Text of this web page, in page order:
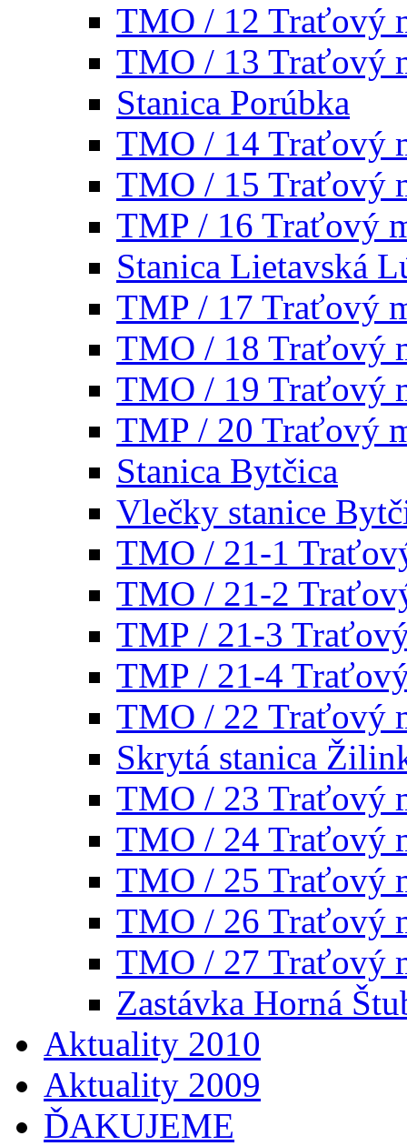
TMO / 12 Traťový
TMO / 13 Traťový
Stanica Porúbka
TMO / 14 Traťový
TMO / 15 Traťový
TMP / 16 Traťový
Stanica Lietavská
TMP / 17 Traťový
TMO / 18 Traťový
TMO / 19 Traťový
TMP / 20 Traťový
Stanica Bytčica
Vlečky stanice
TMO / 21-1
TMO / 21-2
TMP / 21-3
TMP / 21-4
TMO / 22 Traťový
Skrytá stanica
TMO / 23 Traťový
TMO / 24 Traťový
TMO / 25 Traťový
TMO / 26 Traťový
TMO / 27 Traťový
Zastávka Horná
Aktuality 2010
Aktuality 2009
ĎAKUJEME